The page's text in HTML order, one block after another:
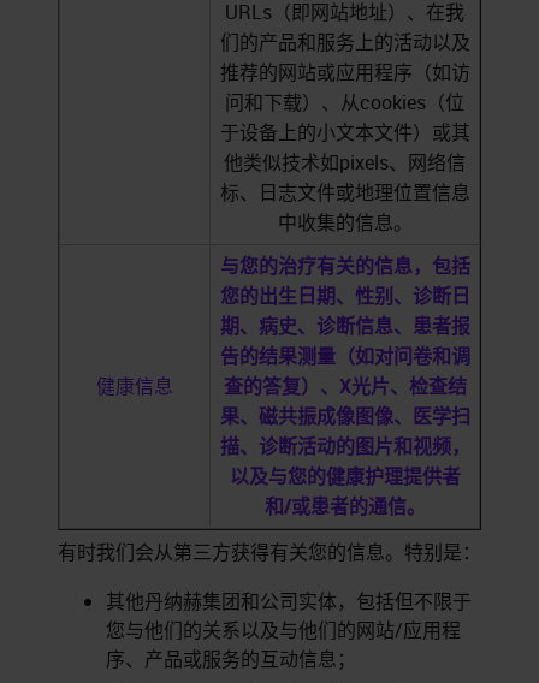
URLs（即网站地址）、在我
们的产品和服务上的活动以及
推荐的网站或应用程序（如访
问和下载）、从cookies（位
于设备上的小文本文件）或其
他类似技术如pixels、网络信
标、日志文件或地理位置信息
中收集的信息。
健康信息
与您的治疗有关的信息，包括
您的出生日期、性别、诊断日
期、病史、诊断信息、患者报
告的结果测量（如对问卷和调
查的答复）、 X光片、检查结
果、磁共振成像图像、医学扫
描、诊断活动的图片和视频，
以及与您的健康护理提供者
和/或患者的通信。
有时我们会从第三方获得有关您的信息。特别是：
其他丹纳赫集团和公司实体，包括但不限于
您与他们的关系以及与他们的网站/应用程
序、产品或服务的互动信息；